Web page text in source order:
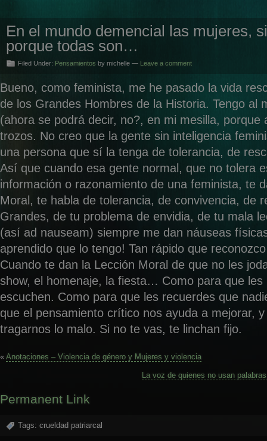
En el mundo demencial las mujeres,
porque todas son…
Filed Under: Pensamientos by michelle — Leave a comment
Bueno, como feminista, me he pasado la vida
de los Grandes Hombres de la Historia. Tengo al
(ahora se podrá decir, no?, en mi mesilla, porque
trozos. No creo que la gente sin inteligencia
una persona que sí la tenga de tolerancia, de
Así que cuando esa gente normal, que no tolera
información o razonamiento de una feminista, te
Moral, te habla de tolerancia, de convivencia, de
Grandes, de tu problema de envidia, de tu mala
(así ad nauseam) siempre me dan náuseas
aprendido que lo tengo! Tan rápido que
Cuando te dan la Lección Moral de que no les
show, el homenaje, la fiesta… Como para que les
escuchen. Como para que les recuerdes que
que el pensamiento crítico nos ayuda a mejorar,
tragarnos lo malo. Si no te vas, te linchan fijo.
« Anotaciones – Violencia de género y Mujeres y violencia
La voz de quienes no usan
Permanent Link
Tags: crueldad patriarcal